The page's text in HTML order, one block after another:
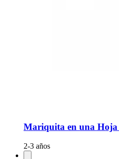
Mariquita en una Hoja
2-3 años